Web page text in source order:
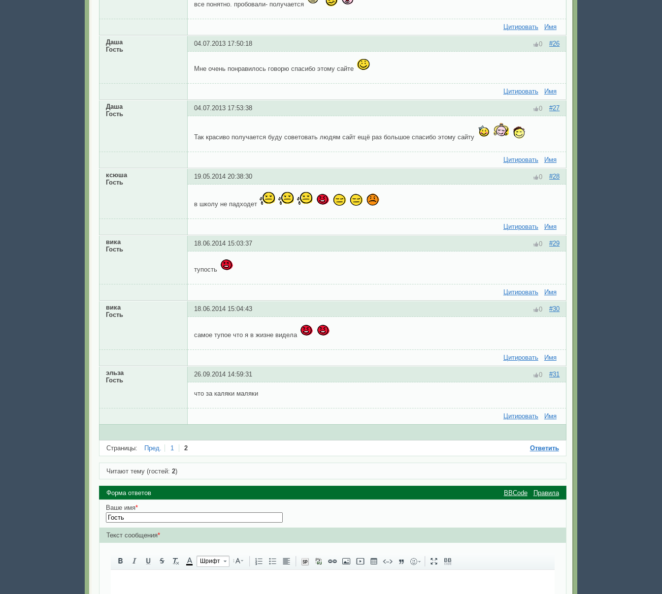
все понятно. пробовали- получается
Цитировать Имя
Даша
Гость
#26
0
04.07.2013 17:50:18
Мне очень понравилось говорю спасибо этому сайте
Цитировать Имя
Даша
Гость
#27
0
04.07.2013 17:53:38
Так красиво получается буду советовать людям сайт ещё раз большое спасибо этому сайту
Цитировать Имя
ксюша
Гость
#28
0
19.05.2014 20:38:30
в школу не падходет
Цитировать Имя
вика
Гость
#29
0
18.06.2014 15:03:37
тупость
Цитировать Имя
вика
Гость
#30
0
18.06.2014 15:04:43
самое тупое что я в жизне видела
Цитировать Имя
эльза
Гость
#31
0
26.09.2014 14:59:31
что за каляки маляки
Цитировать Имя
Страницы: Пред. 1 2 Ответить
Читают тему (гостей:2)
BBCode Правила
Форма ответов
Ваше имя*
Текст сообщения*
A Шрифт